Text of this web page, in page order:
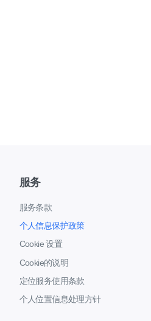
服务
服务条款
个人信息保护政策
Cookie 设置
Cookie的说明
定位服务使用条款
个人位置信息处理方针